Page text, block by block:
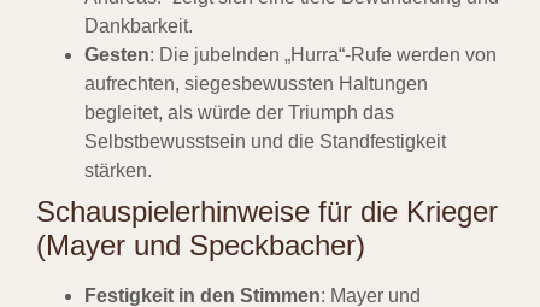
Dankbarkeit.
Gesten: Die jubelnden „Hurra“-Rufe werden von
aufrechten, siegesbewussten Haltungen
begleitet, als würde der Triumph das
Selbstbewusstsein und die Standfestigkeit
stärken.
Schauspielerhinweise für die Krieger
(Mayer und Speckbacher)
Festigkeit in den Stimmen: Mayer und